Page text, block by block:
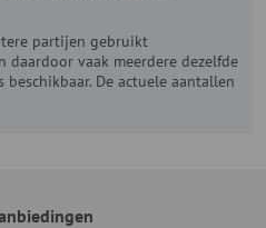
partijen gebruikt
vaak meerdere dezelfde
De actuele aantallen